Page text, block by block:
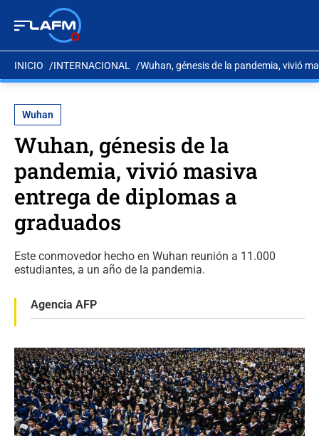
INICIO INTERNACIONAL Wuhan, génesis de la pandemia, vivió
Wuhan
Wuhan, génesis de la
pandemia, vivió masiva
entrega de diplomas a
graduados
Este conmovedor hecho en Wuhan reunión a 11.000
estudiantes, a un año de la pandemia.
Agencia AFP